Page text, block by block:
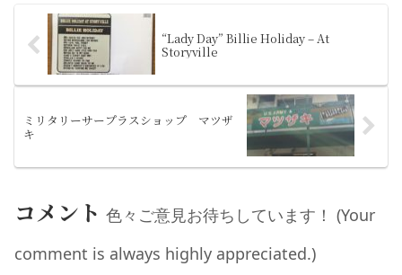
“Lady Day” Billie Holiday – At
Storyville
ミリタリーサープラスショップ マツザ
キ
コメント 色々ご意見お待ちしています！ (Your
comment is always highly appreciated.)